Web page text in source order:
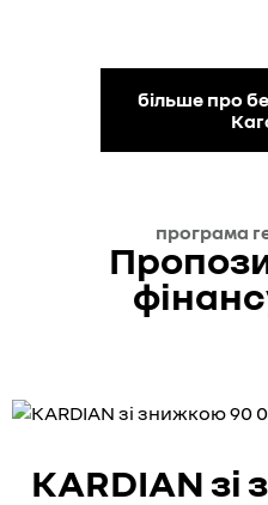
більше про
програма
KARDIAN